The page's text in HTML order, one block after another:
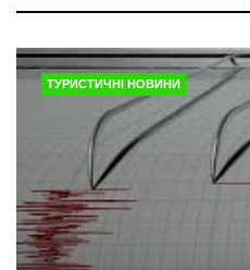
ТУРИСТИЧНІ НОВИНИ